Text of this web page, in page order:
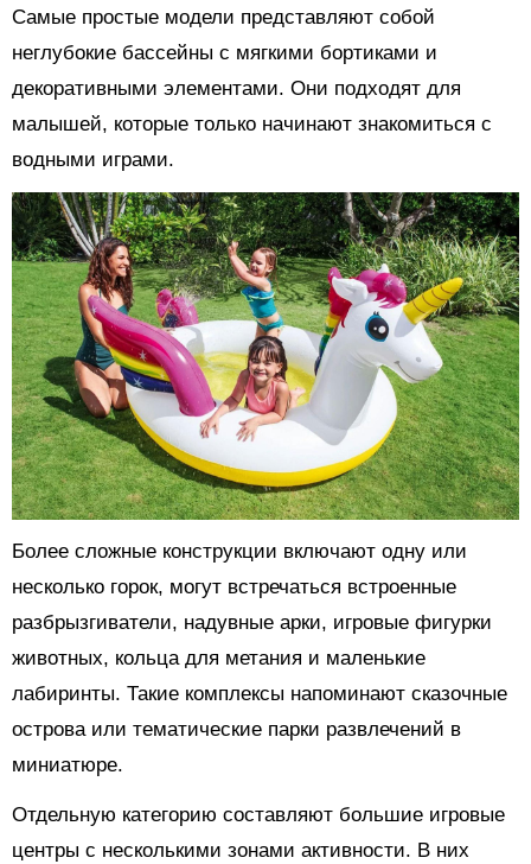
Самые простые модели представляют собой
неглубокие бассейны с мягкими бортиками и
декоративными элементами. Они подходят для
малышей, которые только начинают знакомиться с
водными играми.
Более сложные конструкции включают одну или
несколько горок, могут встречаться встроенные
разбрызгиватели, надувные арки, игровые фигурки
животных, кольца для метания и маленькие
лабиринты. Такие комплексы напоминают сказочные
острова или тематические парки развлечений в
миниатюре.
Отдельную категорию составляют большие игровые
центры с несколькими зонами активности. В них